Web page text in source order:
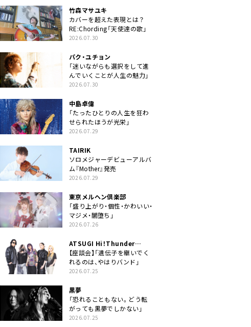
竹森マサユキ
カバーを超えた表現とは？
RE:Chording「天使達の歌」
2026.07.30
パク・ユチョン
「迷いながらも選択をして進
んでいくことが人生の魅力」
2026.07.30
中島卓偉
「たったひとりの人生を狂わ
せられたほうが光栄」
2026.07.29
TAIRIK
ソロメジャーデビューアルバ
ム『Mother』発売
2026.07.29
東京メルヘン倶楽部
「盛り上がり・個性・かわいい・
マジメ・闇堕ち」
2026.07.26
ATSUGI Hi！Thunder
Rock Festival
【座談会】「遺伝子を継いでく
れるのは、やはりバンド」
2026.07.25
黒夢
「恐れることもない。どう転
がっても黒夢でしかない」
2026.07.25